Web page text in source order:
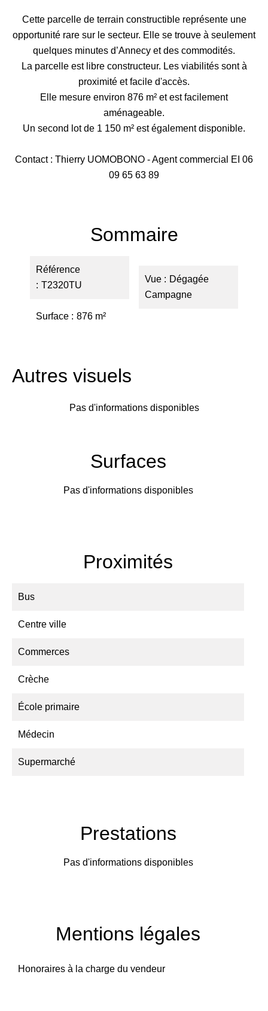
Cette parcelle de terrain constructible représente une
opportunité rare sur le secteur. Elle se trouve à seulement
quelques minutes d’Annecy et des commodités.
La parcelle est libre constructeur. Les viabilités sont à
proximité et facile d'accès.
Elle mesure environ 876 m² et est facilement
aménageable.
Un second lot de 1 150 m² est également disponible.
Contact : Thierry UOMOBONO - Agent commercial EI 06
09 65 63 89
Sommaire
Référence
T2320TU
Surface 876 m²
Vue
Dégagée
Campagne
Autres visuels
Pas d'informations disponibles
Surfaces
Pas d'informations disponibles
Proximités
Bus
Centre ville
Commerces
Crèche
École primaire
Médecin
Supermarché
Prestations
Pas d'informations disponibles
Mentions légales
Honoraires à la charge du vendeur